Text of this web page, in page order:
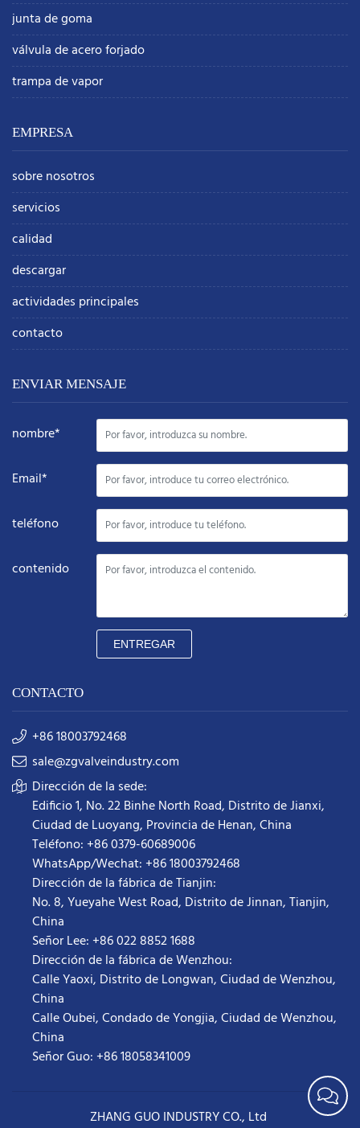
junta de goma
válvula de acero forjado
trampa de vapor
EMPRESA
sobre nosotros
servicios
calidad
descargar
actividades principales
contacto
ENVIAR MENSAJE
nombre*
Email*
teléfono
contenido
ENTREGAR
CONTACTO
+86 18003792468
sale@zgvalveindustry.com
Dirección de la sede:
Edificio 1, No. 22 Binhe North Road, Distrito de Jianxi,
Ciudad de Luoyang, Provincia de Henan, China
Teléfono: +86 0379-60689006
WhatsApp/Wechat: +86 18003792468
Dirección de la fábrica de Tianjin:
No. 8, Yueyahe West Road, Distrito de Jinnan, Tianjin,
China
Señor Lee: +86 022 8852 1688
Dirección de la fábrica de Wenzhou:
Calle Yaoxi, Distrito de Longwan, Ciudad de Wenzhou,
China
Calle Oubei, Condado de Yongjia, Ciudad de Wenzhou,
China
Señor Guo: +86 18058341009
ZHANG GUO INDUSTRY CO., Ltd